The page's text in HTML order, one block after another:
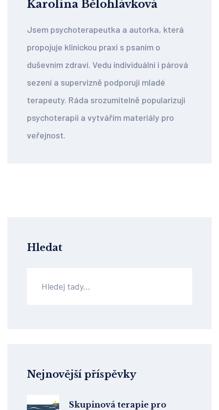
Karolína Bělohlávková
Jsem psychoterapeutka a autorka, která
propojuje klinickou praxi s psaním o
duševním zdraví. Vedu individuální i párová
sezení a supervizně podporuji mladé
terapeuty. Ráda srozumitelně popularizuji
psychoterapii a vytvářím materiály pro
veřejnost.
Hledat
Nejnovější příspěvky
Skupinová terapie pro